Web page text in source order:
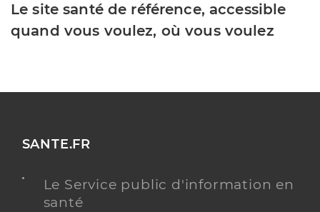
Le site santé de référence, accessible
quand vous voulez, où vous voulez
SANTE.FR
Le Service public d'information en
santé